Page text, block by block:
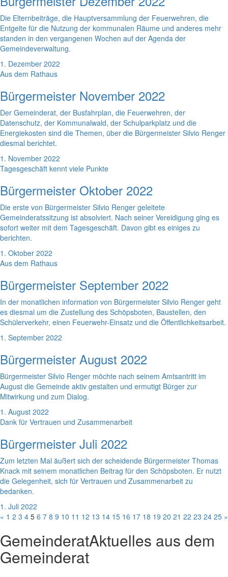
Die Elternbeiträge, die Hauptversammlung der Feuerwehren, die
Entgelte für die Nutzung der kommunalen Räume und anderes mehr
standen in den vergangenen Wochen auf der Agenda der
Gemeindeverwaltung.
1. Dezember 2022
Aus dem Rathaus
Bürgermeister November 2022
Der Gemeinderat, der Busfahrplan, die Feuerwehren, der
Datenschutz, der Kommunalwald, der Schulparkplatz und die
Energiekosten sind die Themen, über die Bürgermeister Silvio Renger
diesmal berichtet.
1. November 2022
Tagesgeschäft kennt viele Punkte
Bürgermeister Oktober 2022
Die erste von Bürgermeister Silvio Renger geleitete
Gemeinderatssitzung ist absolviert. Nach seiner Vereidigung ging es
sofort weiter mit dem Tagesgeschäft. Davon gibt es einiges zu
berichten.
1. Oktober 2022
Aus dem Rathaus
Bürgermeister September 2022
In der monatlichen information von Bürgermeister Silvio Renger geht
es diesmal um die Zustellung des Schöpsboten, Baustellen, den
Schülerverkehr, einen Feuerwehr-Einsatz und die Öffentlichkeitsarbeit.
1. September 2022
Bürgermeister August 2022
Bürgermeister Silvio Renger möchte nach seinem Amtsantritt im
August die Gemeinde aktiv gestalten und ermutigt Bürger zur
Mitwirkung und zum Dialog.
1. August 2022
Dank für Vertrauen und Zusammenarbeit
Bürgermeister Juli 2022
Zum letzten Mal äußert sich der scheidende Bürgermeister Thomas
Knack mit seinem monatlichen Beitrag für den Schöpsboten. Er nutzt
die Gelegenheit, sich für Vertrauen und Zusammenarbeit zu
bedanken.
1. Juli 2022
« 1 2 3 4 5 6 7 8 9 10 11 12 13 14 15 16 17 18 19 20 21 22 23 24 25 »
GemeinderatAktuelles aus dem
Gemeinderat